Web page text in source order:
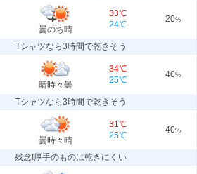
曇のち晴
33℃
24℃
20%
Tシャツなら3時間で乾きそう
晴時々曇
34℃
25℃
40%
Tシャツなら3時間で乾きそう
曇時々晴
31℃
25℃
40%
残念!厚手のものは乾きにくい